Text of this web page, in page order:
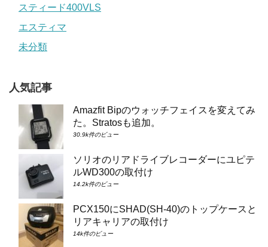
スティード400VLS
エスティマ
未分類
人気記事
Amazfit Bipのウォッチフェイスを変えてみ
た。Stratosも追加。
30.9k件のビュー
ソリオのリアドライブレコーダーにユピテ
ルWD300の取付け
14.2k件のビュー
PCX150にSHAD(SH-40)のトップケースと
リアキャリアの取付け
14k件のビュー